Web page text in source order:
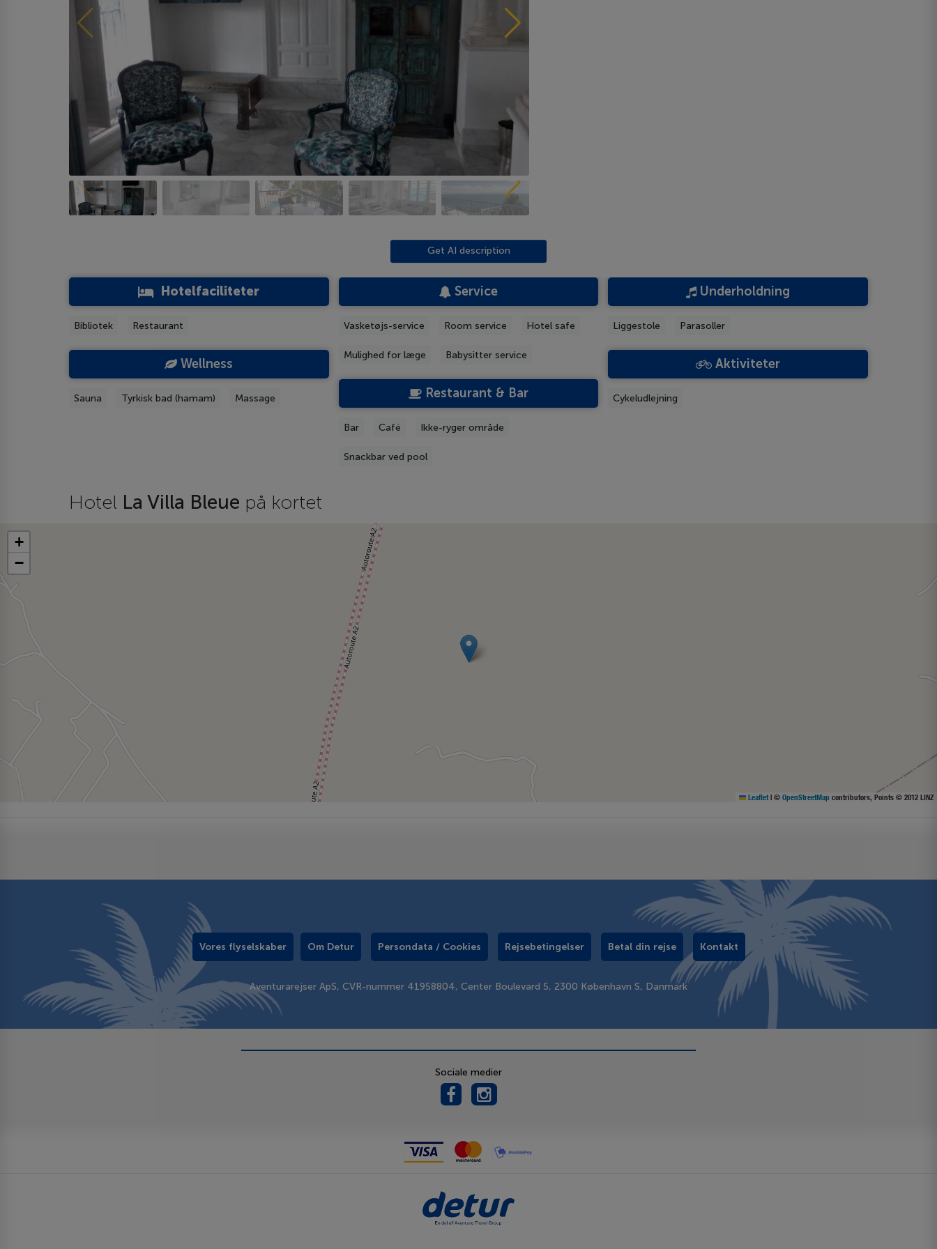
Get AI description
Hotelfaciliteter
Bibliotek Restaurant
Wellness
Sauna Tyrkisk bad (hamam) Massage
Service
Vasketøjs-service Room service Hotel safe
Mulighed for læge Babysitter service
Restaurant & Bar
Bar Café Ikke-ryger område
Snackbar ved pool
Underholdning
Liggestole Parasoller
Aktiviteter
Cykeludlejning
Hotel La Villa Bleue på kortet
+
−
Leaflet | © OpenStreetMap contributors, Points © 2012 LINZ
Vores flyselskaber Om Detur Persondata / Cookies Rejsebetingelser Betal din rejse Kontakt
Aventurarejser ApS, CVR-nummer 41958804, Center Boulevard 5, 2300 København S, Danmark
Sociale medier